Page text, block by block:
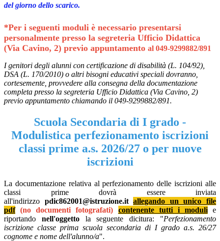
del giorno dello scarico.
*Per i seguenti moduli è necessario presentarsi
personalmente presso la segreteria Ufficio Didattica
(Via Cavino, 2) previo appuntamento al 049-9299882/891
I genitori degli alunni con certificazione di disabilità (L. 104/92),
DSA (L. 170/2010) o altri bisogni educativi speciali dovranno,
cortesemente, provvedere alla consegna della documentazione
completa presso la segreteria Ufficio Didattica (Via Cavino, 2)
previo appuntamento chiamando il 049-9299882/891.
Scuola Secondaria di I grado -
Modulistica perfezionamento iscrizioni
classi prime a.s. 2026/27 o per nuove
iscrizioni
La documentazione relativa al perfezionamento delle iscrizioni alle
classi prime dovrà essere inviata
all'indirizzo pdic862001@istruzione.it allegando un unico file
pdf (no documenti fotografati) contenente tutti i moduli e
riportando nell'oggettola seguente dicitura: "Perfezionamento
iscrizione classe prima scuola secondaria di I grado a.s. 26/27
cognome e nome dell'alunno/a".